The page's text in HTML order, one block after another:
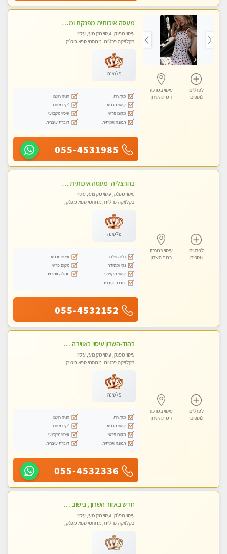
לפרטים
נוספים
עיסוי במרכז
רמת השרון
מעסה איכותית מפנקת ומקצועית לעיסוי חלומי ..... בהוד השרון
עיסוי מפנק, עיסוי מקצועי, עיסוי
בקלניקה פרטית, מתחמי ספא מפנק,
פלטינה
מקלחת
חניה חינם
עיסוי מרגיע
נקי ומסודר
מקום פרטי
עיסוי מקצועי
תמונה אמיתית
דוברת עיברית
055-4531985
לפרטים
נוספים
עיסוי במרכז
רמת השרון
בהרצליה -מעסה איכותית מקצועית ומפנקת. פרטי לחלוטין !טל-053-6214433
עיסוי מפנק, עיסוי מקצועי, עיסוי
בקלניקה פרטית, מתחמי ספא מפנק,
פלטינה
חניה חינם
עיסוי מרגיע
נקי ומסודר
מקום פרטי
עיסוי מקצועי
תמונה אמיתית
דוברת עיברית
055-4532152
לפרטים
נוספים
עיסוי במרכז
רמת השרון
בהוד-השרון עיסוי באווירה ביתית רגועה
עיסוי מפנק, עיסוי מקצועי, עיסוי
בקלניקה פרטית, מתחמי ספא מפנק,
פלטינה
מקלחת
חניה חינם
עיסוי מרגיע
נקי ומסודר
מקום פרטי
עיסוי מקצועי
תמונה אמיתית
דוברת עיברית
055-4532336
חדש באזור השרון , בישוב ניצני עוז ! נבחרת מטפלות ומטפלים
עיסוי מפנק, עיסוי מקצועי, עיסוי
בקלניקה פרטית, מתחמי ספא מפנק,